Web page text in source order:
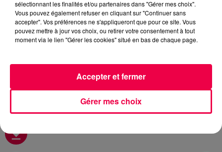
26 mai 2026 - 3 min 4 sec
(26/05)
QUIZZ TONIC avec Louis de Raon-aux-Bois (26/05)
sélectionnant les finalités et/ou partenaires dans "Gérer mes choix".
Vous pouvez également refuser en cliquant sur "Continuer sans
accepter". Vos préférences ne s'appliqueront que pour ce site. Vous
pouvez mettre à jour vos choix, ou retirer votre consentement à tout
moment via le lien "Gérer les cookies" situé en bas de chaque page.
Gérer mes choix
Accepter et fermer